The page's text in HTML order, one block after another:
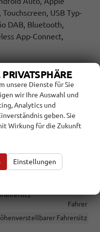
USB Typ-
DAB, Bluetooth,
App-Connect,
vorhanden
Mittelarmlehne
vorhanden
mit
hinten geteilt,
Fahrer
Fahrersitz
unsere Dienste für Sie
wir Ihre Auswahl und
Analytics und
geben. Sie
Wirkung für die Zukunft
Einstellungen